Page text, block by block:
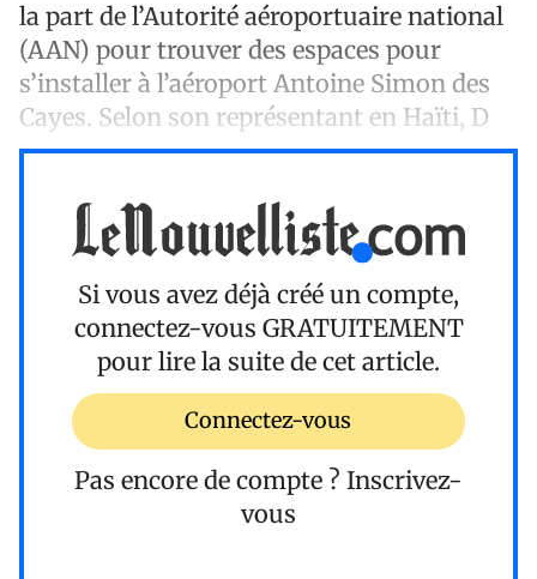
la part de l’Autorité aéroportuaire national
(AAN) pour trouver des espaces pour
s’installer à l’aéroport Antoine Simon des
Cayes. Selon son représentant en Haïti, D
Si vous avez déjà créé un compte,
connectez-vous GRATUITEMENT
pour lire la suite de cet article.
Connectez-vous
Pas encore de compte ? Inscrivez-
vous